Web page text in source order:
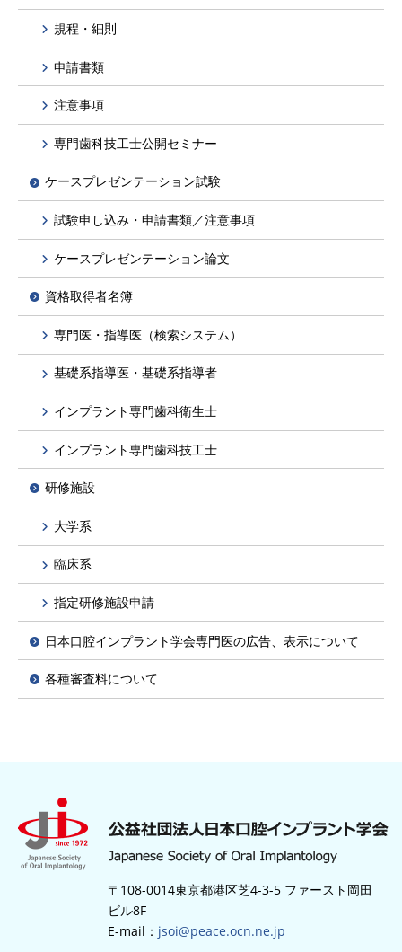
規程・細則
申請書類
注意事項
専門歯科技工士公開セミナー
ケースプレゼンテーション試験
試験申し込み・申請書類／注意事項
ケースプレゼンテーション論文
資格取得者名簿
専門医・指導医（検索システム）
基礎系指導医・基礎系指導者
インプラント専門歯科衛生士
インプラント専門歯科技工士
研修施設
大学系
臨床系
指定研修施設申請
日本口腔インプラント学会専門医の広告、表示について
各種審査料について
〒108-0014東京都港区芝4-3-5 ファースト岡田
ビル8F
E-mail： jsoi@peace.ocn.ne.jp